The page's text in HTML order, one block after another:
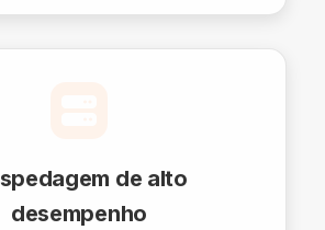
de alto
desempenho